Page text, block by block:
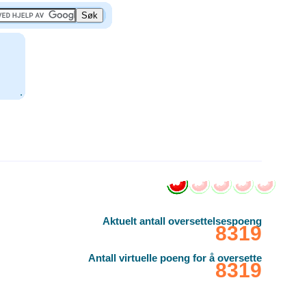
.
Aktuelt antall oversettelsespoeng
‎8319
Antall virtuelle poeng for å oversette
‎8319